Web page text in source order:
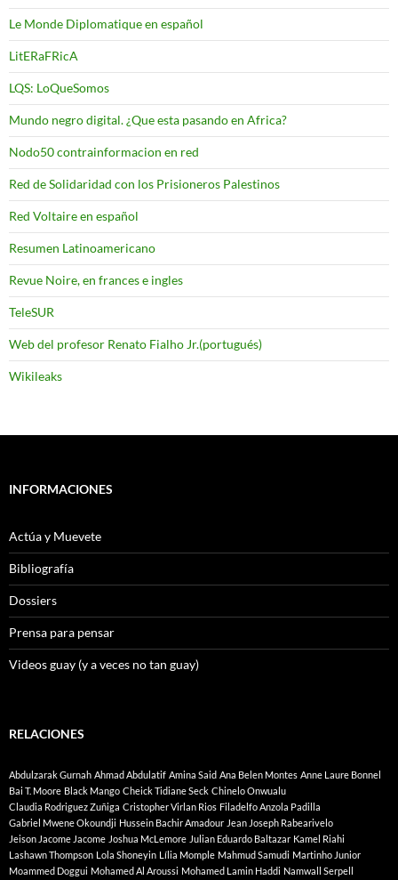
Le Monde Diplomatique en español
LitERaFRicA
LQS: LoQueSomos
Mundo negro digital. ¿Que esta pasando en Africa?
Nodo50 contrainformacion en red
Red de Solidaridad con los Prisioneros Palestinos
Red Voltaire en español
Resumen Latinoamericano
Revue Noire, en frances e ingles
TeleSUR
Web del profesor Renato Fialho Jr.(portugués)
Wikileaks
INFORMACIONES
Actúa y Muevete
Bibliografía
Dossiers
Prensa para pensar
Videos guay (y a veces no tan guay)
RELACIONES
Abdulzarak Gurnah Ahmad Abdulatif Amina Said Ana Belen Montes Anne Laure Bonnel
Bai T. Moore Black Mango Cheick Tidiane Seck Chinelo Onwualu
Claudia Rodriguez Zuñiga Cristopher Virlan Rios Filadelfo Anzola Padilla
Gabriel Mwene Okoundji Hussein Bachir Amadour Jean Joseph Rabearivelo
Jeison Jacome Jacome Joshua McLemore Julian Eduardo Baltazar Kamel Riahi
Lashawn Thompson Lola Shoneyin Lília Momple Mahmud Samudi Martinho Junior
Moammed Doggui Mohamed Al Aroussi Mohamed Lamin Haddi Namwall Serpell